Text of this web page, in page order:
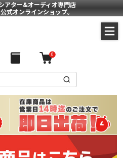
アター&オーディオ専門店
式オンラインショップ。
0